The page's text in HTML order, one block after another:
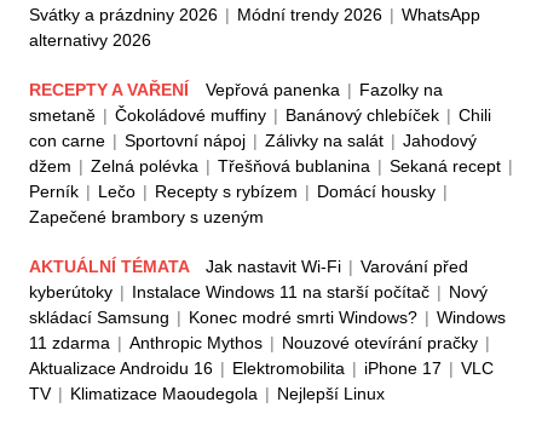
Svátky a prázdniny 2026 | Módní trendy 2026 | WhatsApp
alternativy 2026
RECEPTY A VAŘENÍ Vepřová panenka | Fazolky na
smetaně | Čokoládové muffiny | Banánový chlebíček | Chili
con carne | Sportovní nápoj | Zálivky na salát | Jahodový
džem | Zelná polévka | Třešňová bublanina | Sekaná recept |
Perník | Lečo | Recepty s rybízem | Domácí housky |
Zapečené brambory s uzeným
AKTUÁLNÍ TÉMATA Jak nastavit Wi-Fi | Varování před
kyberútoky | Instalace Windows 11 na starší počítač | Nový
skládací Samsung | Konec modré smrti Windows? | Windows
11 zdarma | Anthropic Mythos | Nouzové otevírání pračky |
Aktualizace Androidu 16 | Elektromobilita | iPhone 17 | VLC
TV | Klimatizace Maoudegola | Nejlepší Linux